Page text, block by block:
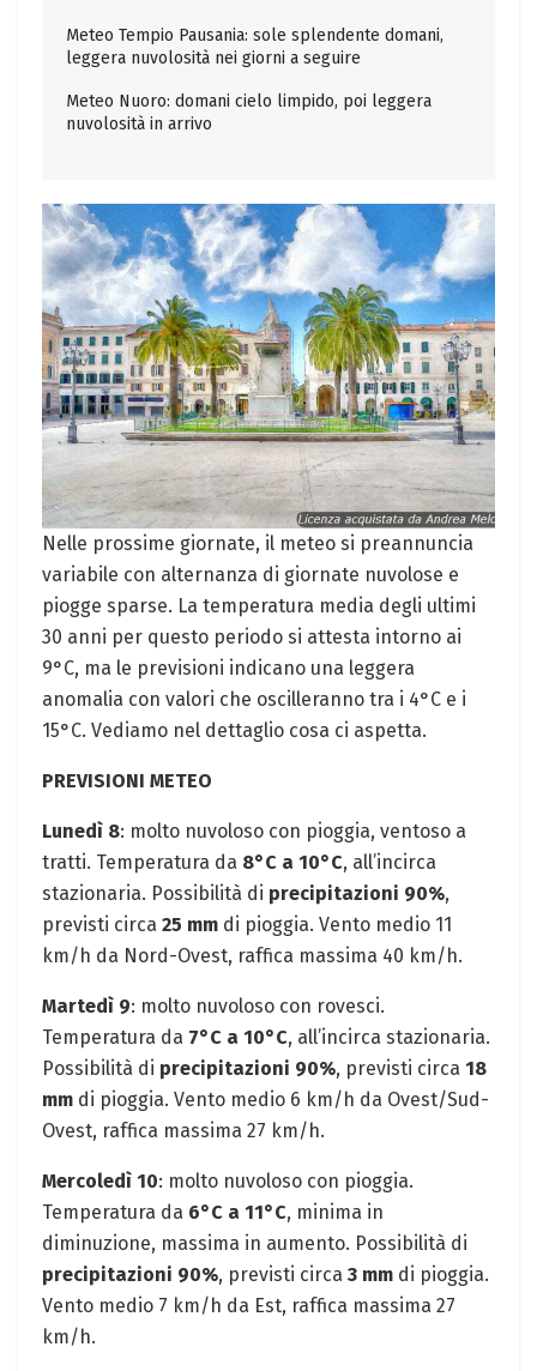
Meteo Tempio Pausania: sole splendente domani,
leggera nuvolosità nei giorni a seguire
Meteo Nuoro: domani cielo limpido, poi leggera
nuvolosità in arrivo
Nelle prossime giornate, il meteo si preannuncia
variabile con alternanza di giornate nuvolose e
piogge sparse. La temperatura media degli ultimi
30 anni per questo periodo si attesta intorno ai
9°C, ma le previsioni indicano una leggera
anomalia con valori che oscilleranno tra i 4°C e i
15°C. Vediamo nel dettaglio cosa ci aspetta.
PREVISIONI METEO
Lunedì 8: molto nuvoloso con pioggia, ventoso a
tratti. Temperatura da 8°C a 10°C, all’incirca
stazionaria. Possibilità di precipitazioni 90%,
previsti circa 25 mm di pioggia. Vento medio 11
km/h da Nord-Ovest, raffica massima 40 km/h.
Martedì 9: molto nuvoloso con rovesci.
Temperatura da 7°C a 10°C, all’incirca stazionaria.
Possibilità di precipitazioni 90%, previsti circa 18
mm di pioggia. Vento medio 6 km/h da Ovest/Sud-
Ovest, raffica massima 27 km/h.
Mercoledì 10: molto nuvoloso con pioggia.
Temperatura da 6°C a 11°C, minima in
diminuzione, massima in aumento. Possibilità di
precipitazioni 90%, previsti circa 3 mm di pioggia.
Vento medio 7 km/h da Est, raffica massima 27
km/h.